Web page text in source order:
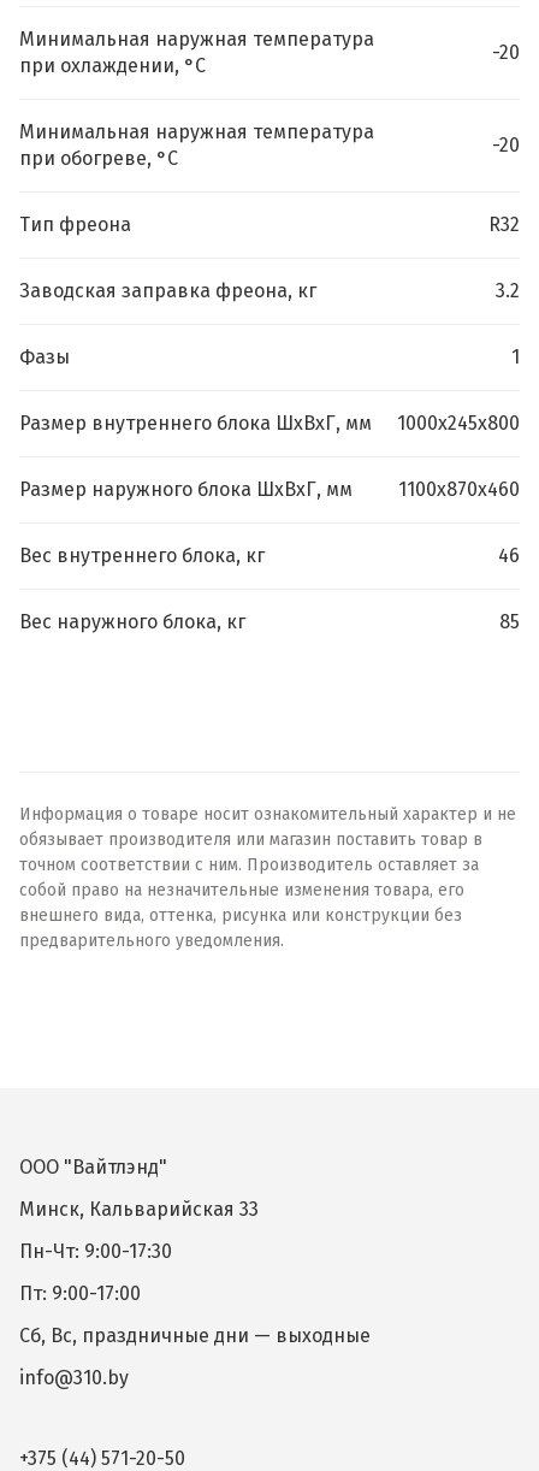
Минимальная наружная температура
при охлаждении, °C
-20
Минимальная наружная температура
при обогреве, °C
-20
Тип фреона R32
Заводская заправка фреона, кг 3.2
Фазы 1
Размер внутреннего блока ШхВхГ, мм 1000х245х800
Размер наружного блока ШхВхГ, мм 1100х870х460
Вес внутреннего блока, кг 46
Вес наружного блока, кг 85
Информация о товаре носит ознакомительный характер и не
обязывает производителя или магазин поставить товар в
точном соответствии с ним. Производитель оставляет за
собой право на незначительные изменения товара, его
внешнего вида, оттенка, рисунка или конструкции без
предварительного уведомления.
ООО "Вайтлэнд"
Минск, Кальварийская 33
Пн-Чт: 9:00-17:30
Пт: 9:00-17:00
Сб, Вс, праздничные дни — выходные
info@310.by
+375 (44) 571-20-50